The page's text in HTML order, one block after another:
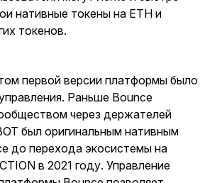
нативные токены на ETH и
токенов.
первой версии платформы было
Раньше Bounce
через держателей
был оригинальным нативным
до перехода экосистемы на
в 2021 году. Управление